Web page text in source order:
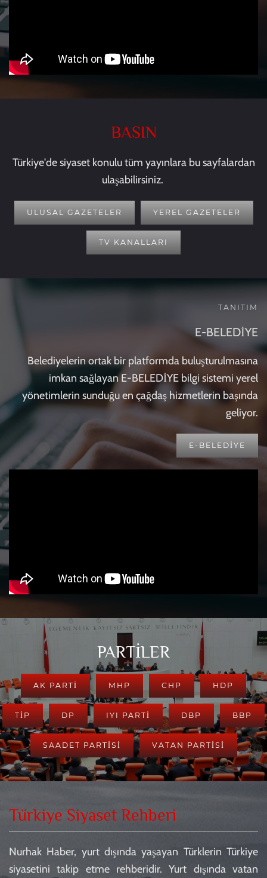
BASIN
Türkiye'de siyaset konulu tüm yayınlara bu sayfalardan
ulaşabilirsiniz.
ULUSAL GAZETELER YEREL GAZETELER
TV KANALLARI
TANITIM
E-BELEDİYE
Belediyelerin ortak bir platformda buluşturulmasına
imkan sağlayan E-BELEDİYE bilgi sistemi yerel
yönetimlerin sunduğu en çağdaş hizmetlerin başında
geliyor.
E-BELEDIYE
PARTİLER
AK PARTI MHP CHP HDP
TİP DP IYI PARTİ DBP BBP
SAADET PARTİSİ VATAN PARTİSİ
Türkiye Siyaset Rehberi
Nurhak Haber, yurt dışında yaşayan Türklerin Türkiye
siyasetini takip etme rehberidir. Yurt dışında vatan